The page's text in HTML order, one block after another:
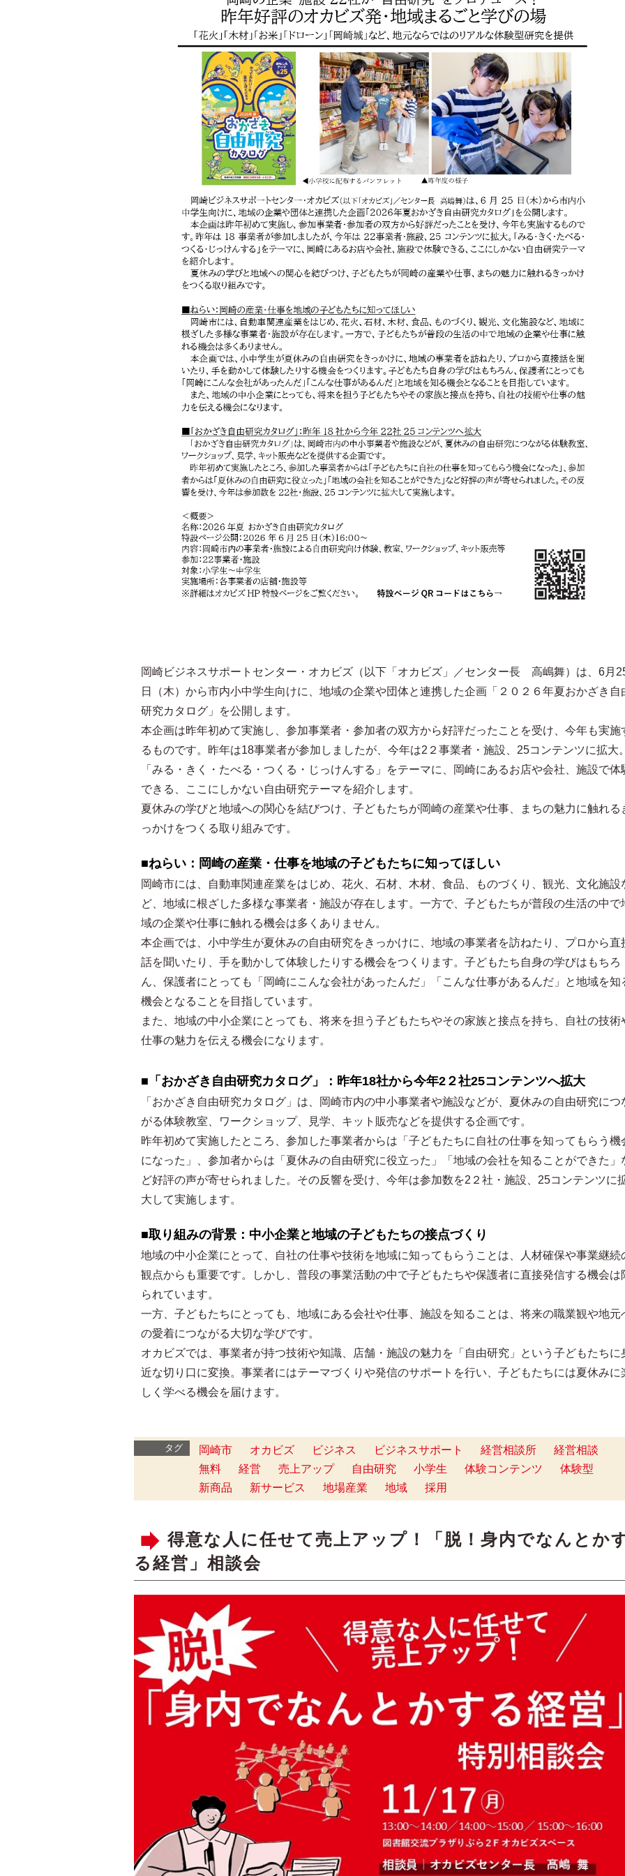
岡崎ビジネスサポートセンター・オカビズ（以下「オカビズ」／センター長 高嶋舞）は、6月
日（木）から市内小中学生向けに、地域の企業や団体と連携した企画「２０２６年夏おかざき自
研究カタログ」を公開します。
本企画は昨年初めて実施し、参加事業者・参加者の双方から好評だったことを受け、今年も実施
るものです。昨年は18事業者が参加しましたが、今年は2２事業者・施設、25コンテンツに拡大。
「みる・きく・たべる・つくる・じっけんする」をテーマに、岡崎にあるお店や会社、施設で体
できる、ここにしかない自由研究テーマを紹介します。
夏休みの学びと地域への関心を結びつけ、子どもたちが岡崎の産業や仕事、まちの魅力に触れる
っかけをつくる取り組みです。
■ねらい：岡崎の産業・仕事を地域の子どもたちに知ってほしい
岡崎市には、自動車関連産業をはじめ、花火、石材、木材、食品、ものづくり、観光、文化施設
ど、地域に根ざした多様な事業者・施設が存在します。一方で、子どもたちが普段の生活の中で
域の企業や仕事に触れる機会は多くありません。
本企画では、小中学生が夏休みの自由研究をきっかけに、地域の事業者を訪ねたり、プロから直
話を聞いたり、手を動かして体験したりする機会をつくります。子どもたち自身の学びはもちろ
ん、保護者にとっても「岡崎にこんな会社があったんだ」「こんな仕事があるんだ」と地域を知
機会となることを目指しています。
また、地域の中小企業にとっても、将来を担う子どもたちやその家族と接点を持ち、自社の技術
仕事の魅力を伝える機会になります。
■「おかざき自由研究カタログ」：昨年18社から今年2２社25コンテンツへ拡大
「おかざき自由研究カタログ」は、岡崎市内の中小事業者や施設などが、夏休みの自由研究につ
がる体験教室、ワークショップ、見学、キット販売などを提供する企画です。
昨年初めて実施したところ、参加した事業者からは「子どもたちに自社の仕事を知ってもらう機
になった」、参加者からは「夏休みの自由研究に役立った」「地域の会社を知ることができた」
ど好評の声が寄せられました。その反響を受け、今年は参加数を2２社・施設、25コンテンツに
大して実施します。
■取り組みの背景：中小企業と地域の子どもたちの接点づくり
地域の中小企業にとって、自社の仕事や技術を地域に知ってもらうことは、人材確保や事業継続
観点からも重要です。しかし、普段の事業活動の中で子どもたちや保護者に直接発信する機会は
られています。
一方、子どもたちにとっても、地域にある会社や仕事、施設を知ることは、将来の職業観や地元
の愛着につながる大切な学びです。
オカビズでは、事業者が持つ技術や知識、店舗・施設の魅力を「自由研究」という子どもたちに
近な切り口に変換。事業者にはテーマづくりや発信のサポートを行い、子どもたちには夏休みに
しく学べる機会を届けます。
タグ 岡崎市 オカビズ ビジネス ビジネスサポート 経営相談所
経営相談
無料
経営 売上アップ 自由研究 小学生 体験コンテンツ
体験型
新商品
新サービス 地場産業 地域 採用
得意な人に任せて売上アップ！「脱！身内でなんとか
る経営」相談会